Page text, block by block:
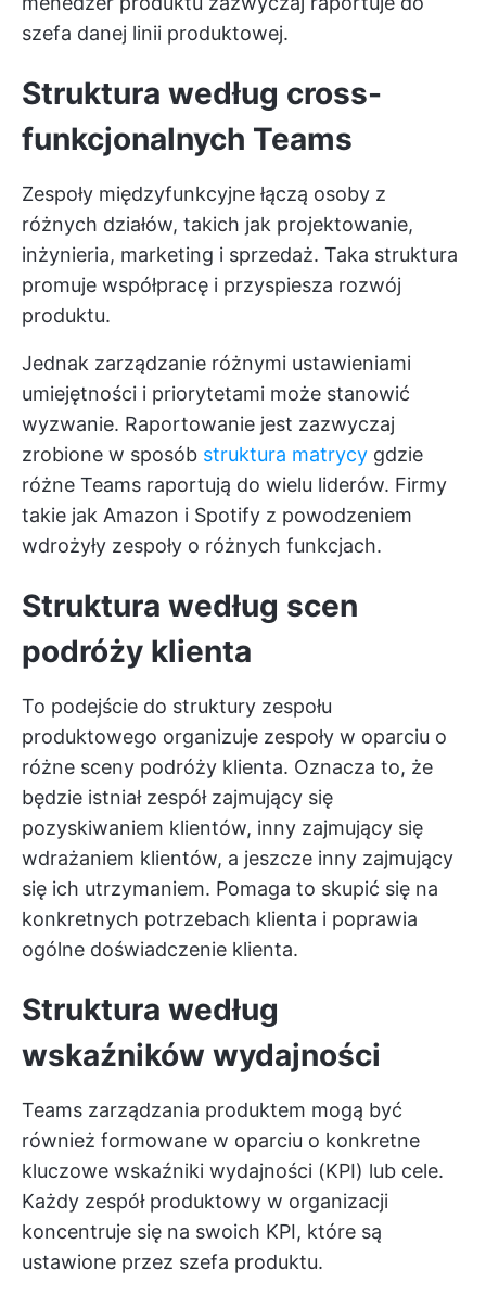
szefa danej linii produktowej.
Struktura według cross-
funkcjonalnych Teams
Zespoły międzyfunkcyjne łączą osoby z
różnych działów, takich jak projektowanie,
inżynieria, marketing i sprzedaż. Taka struktura
promuje współpracę i przyspiesza rozwój
produktu.
Jednak zarządzanie różnymi ustawieniami
umiejętności i priorytetami może stanowić
wyzwanie. Raportowanie jest zazwyczaj
zrobione w sposób struktura matrycy gdzie
różne Teams raportują do wielu liderów. Firmy
takie jak Amazon i Spotify z powodzeniem
wdrożyły zespoły o różnych funkcjach.
Struktura według scen
podróży klienta
To podejście do struktury zespołu
produktowego organizuje zespoły w oparciu o
różne sceny podróży klienta. Oznacza to, że
będzie istniał zespół zajmujący się
pozyskiwaniem klientów, inny zajmujący się
wdrażaniem klientów, a jeszcze inny zajmujący
się ich utrzymaniem. Pomaga to skupić się na
konkretnych potrzebach klienta i poprawia
ogólne doświadczenie klienta.
Struktura według
wskaźników wydajności
Teams zarządzania produktem mogą być
również formowane w oparciu o konkretne
kluczowe wskaźniki wydajności (KPI) lub cele.
Każdy zespół produktowy w organizacji
koncentruje się na swoich KPI, które są
ustawione przez szefa produktu.